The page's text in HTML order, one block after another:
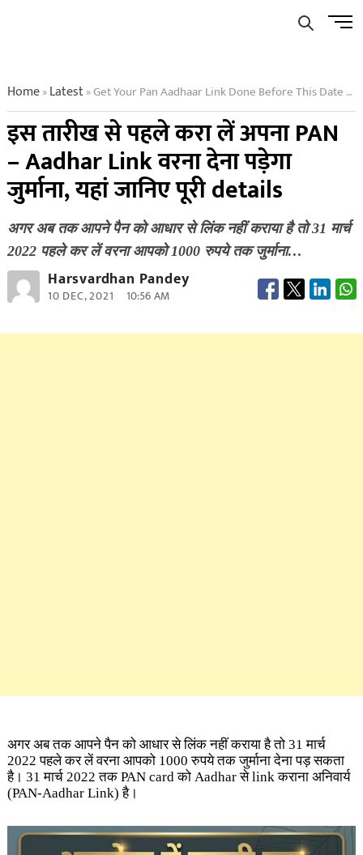
Menu
Home»Latest»Get Your Pan Aadhaar Link Done Before This Date Or Else You Will Have To Pay Fine Know Full Details Here
इस तारीख से पहले करा लें अपना PAN
– Aadhar Link वरना देना पड़ेगा
जुर्माना, यहां जानिए पूरी details
अगर अब तक आपने पैन को आधार से लिंक नहीं कराया है तो 31 मार्च
2022 पहले कर लें वरना आपको 1000 रुपये तक जुर्माना…
Harsvardhan Pandey
10 DEC, 2021 10:56 AM
अगर अब तक आपने पैन को आधार से लिंक नहीं कराया है तो 31 मार्च
2022 पहले कर लें वरना आपको 1000 रुपये तक जुर्माना देना पड़ सकता
है। 31 मार्च 2022 तक PAN card को Aadhar से link कराना अनिवार्य
(PAN-Aadhar Link) है।